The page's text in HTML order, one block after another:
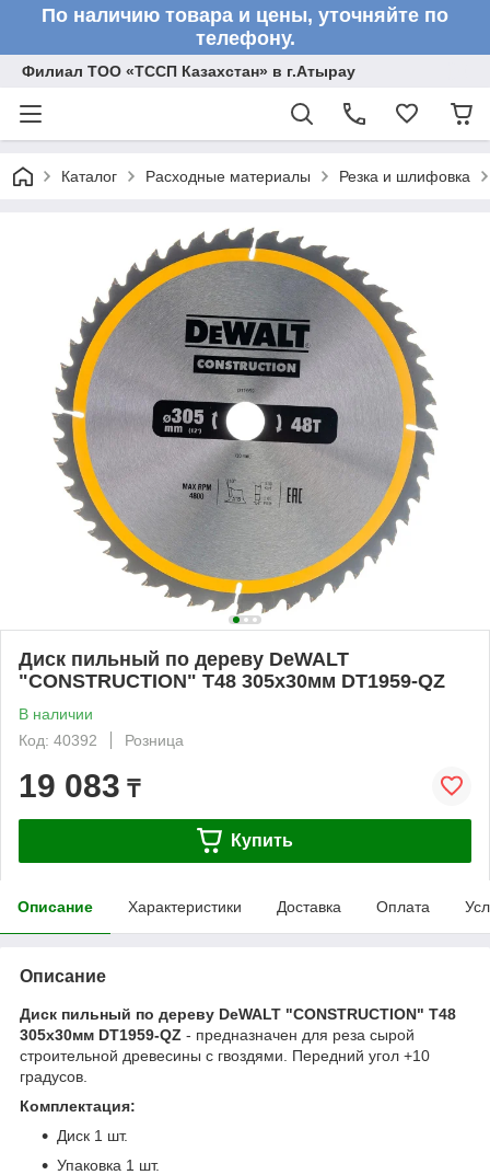
По наличию товара и цены, уточняйте по
телефону.
Филиал ТОО «ТССП Казахстан» в г.Атырау
Каталог Расходные материалы Резка и шлифовка
Диск пильный по дереву DeWALT
"CONSTRUCTION" T48 305х30мм DT1959-QZ
В наличии
Код: 40392
Розница
19 083 ₸
Купить
Описание Характеристики Доставка Оплата
Описание
Диск пильный по дереву DeWALT "CONSTRUCTION" T48
305х30мм DT1959-QZ - предназначен для реза сырой
строительной древесины с гвоздями. Передний угол +10
градусов.
Комплектация:
Диск 1 шт.
Упаковка 1 шт.